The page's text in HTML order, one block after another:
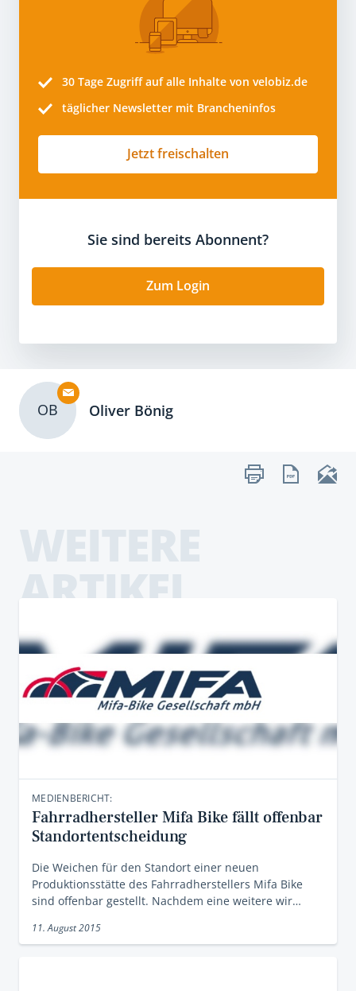
30 Tage Zugriff auf alle Inhalte von velobiz.de
täglicher Newsletter mit Brancheninfos
Jetzt freischalten
Sie sind bereits Abonnent?
Zum Login
OB Oliver Bönig
ARTIKEL
MEDIENBERICHT:
Fahrradhersteller Mifa Bike fällt offenbar
Standortentscheidung
Die Weichen für den Standort einer neuen
Produktionsstätte des Fahrradherstellers Mifa Bike
sind offenbar gestellt. Nachdem eine weitere wir…
11. August 2015